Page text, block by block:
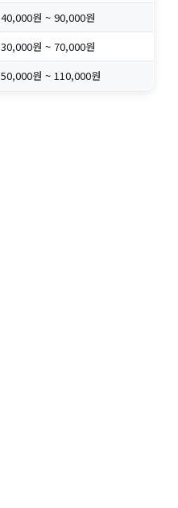
40,000원 ~ 90,000원
30,000원 ~ 70,000원
50,000원 ~ 110,000원